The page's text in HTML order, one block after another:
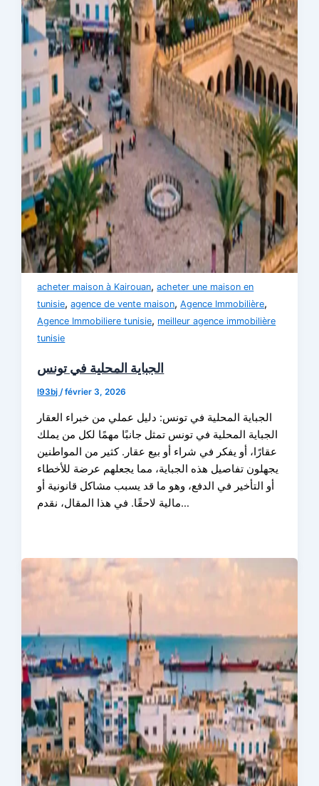
acheter maison à Kairouan,acheter une maison en
tunisie,agence de vente maison,Agence Immobilière,
Agence Immobiliere tunisie, meilleur agence immobilière
tunisie
الجباية المحلية في تونس
l93bj/février 3, 2026
الجباية المحلية في تونس: دليل عملي من خبراء العقار
الجباية المحلية في تونس تمثل جانبًا مهمًا لكل من يملك
عقارًا، أو يفكر في شراء أو بيع عقار. كثير من المواطنين
يجهلون تفاصيل هذه الجباية، مما يجعلهم عرضة للأخطاء
أو التأخير في الدفع، وهو ما قد يسبب مشاكل قانونية أو
مالية لاحقًا. في هذا المقال، نقدم…